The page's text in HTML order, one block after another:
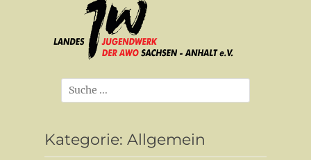
Suche
nach:
Kategorie: Allgemein